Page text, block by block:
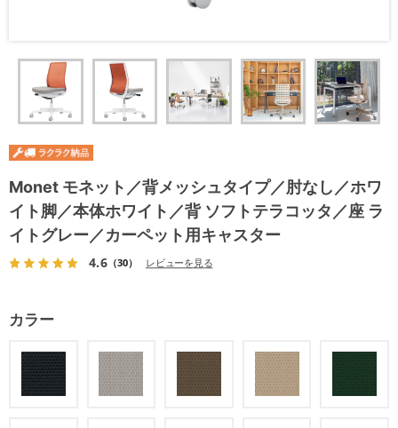
Monet モネット／背メッシュタイプ／肘なし／ホワ
イト脚／本体ホワイト／背 ソフトテラコッタ／座 ラ
イトグレー／カーペット用キャスター
4.6（30） レビューを見る
カラー